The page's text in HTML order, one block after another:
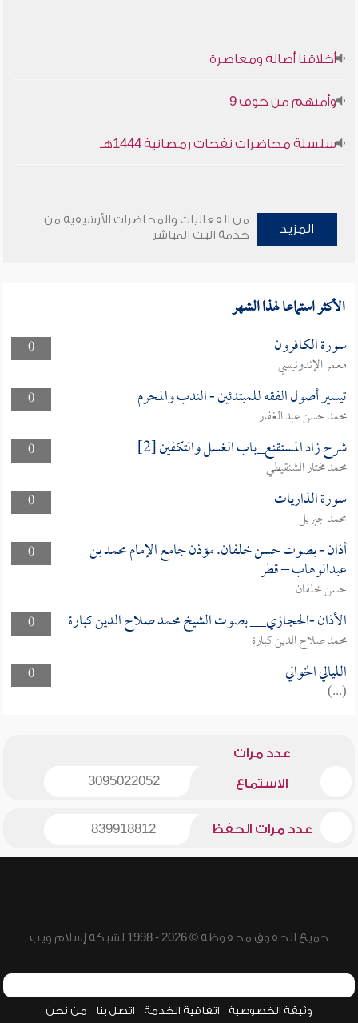
أخلاقنا أصالة ومعاصرة
وأمنهم من خوف 9
سلسلة محاضرات نفحات رمضانية 1444هـ
المزيد
من الفعاليات والمحاضرات الأرشيفية من
خدمة البث المباشر
الأكثر استماعا لهذا الشهر
0 سورة الكافرون
معمر الإندونيسي
0
تيسير أصول الفقه للمبتدئين - الندب والمحرم
محمد حسن عبد الغفار
0
شرح زاد المستقنع_باب الغسل والتكفين [2]
محمد مختار الشنقيطي
0
سورة الذاريات
محمد جبريل
0
أذان - بصوت حسن خلفان. مؤذن جامع الإمام محمد بن
عبدالوهاب – قطر
حسن خلفان
0
الأذان -الحجازي__ بصوت الشيخ محمد صلاح الدين كبارة
محمد صلاح الدين كبارة
0
الليالي الخوالي
(...)
عدد مرات
الاستماع 3095022052
عدد مرات الحفظ 839918812
جميع الحقوق محفوظة © 2026 - 1998 لشبكة إسلام ويب
وثيقة الخصوصية اتفاقية الخدمة اتصل بنا من نحن